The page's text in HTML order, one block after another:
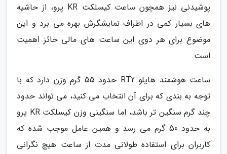
پوشیدنی نیز همچون ساعت کیسلکت KR پرو، از حاشیه
های بسیار کمی در اطراف نمایشگرش بهره می برد و این
موضوع برای هر دوی این ساعت های مالی حائز اهمیت
است.
ساعت هوشمند هایلو RT2 حدود 55 گرم وزن دارد که با
توجه به بندی که برای آن انتخاب می کنید، می تواند حدود
چند گرم سنگین تر باشد، اما سنگینی وزن کیسلکت KR پرو
به حدود 50 گرم می رسد و همین عامل موجب شده که
کاربران برای استفاده طولانی مدت از ساعت هیچ نگرانی